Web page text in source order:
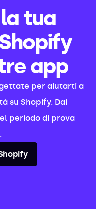
tua
app
per aiutarti a
su Shopify. Dai
periodo di prova